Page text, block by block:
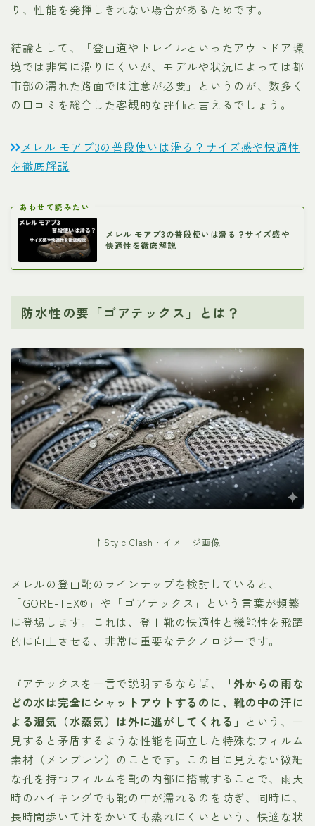
り、性能を発揮しきれない場合があるためです。
結論として、「登山道やトレイルといったアウトドア環
境では非常に滑りにくいが、モデルや状況によっては都
市部の濡れた路面では注意が必要」というのが、数多く
の口コミを総合した客観的な評価と言えるでしょう。
メレル モアブ3の普段使いは滑る？サイズ感や快適性
を徹底解説
あわせて読みたい
メレル モアブ3の普段使いは滑る？サイズ感や
快適性を徹底解説
防水性の要「ゴアテックス」とは？
↑Style Clash・イメージ画像
メレルの登山靴のラインナップを検討していると、
「GORE-TEX®」や「ゴアテックス」という言葉が頻繁
に登場します。これは、登山靴の快適性と機能性を飛躍
的に向上させる、非常に重要なテクノロジーです。
ゴアテックスを一言で説明するならば、
「外からの雨な
どの水は完全にシャットアウトするのに、靴の中の汗に
よる湿気（水蒸気）は外に逃がしてくれる」
という、一
見すると矛盾するような性能を両立した特殊なフィルム
素材（メンブレン）のことです。この目に見えない微細
な孔を持つフィルムを靴の内部に搭載することで、雨天
時のハイキングでも靴の中が濡れるのを防ぎ、同時に、
長時間歩いて汗をかいても蒸れにくいという、快適な状